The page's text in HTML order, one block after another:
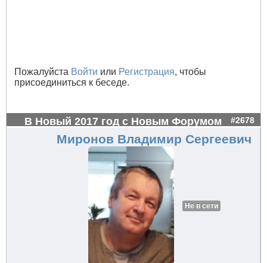
Пожалуйста Войти или Регистрация, чтобы
присоединиться к беседе.
В Новый 2017 год с Новым Форумом #2678
Миронов Владимир Сергеевич
Не в сети